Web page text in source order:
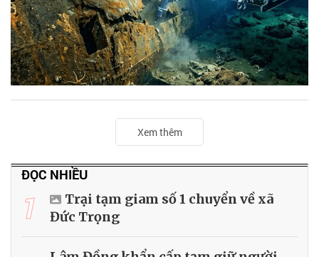
Xem thêm
ĐỌC NHIỀU
1
Trại tạm giam số 1 chuyển về xã
Đức Trọng